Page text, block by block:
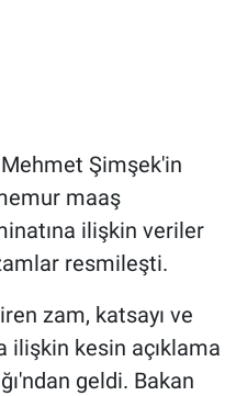
Şimşek'in
maaş
ilişkin veriler
resmileşti.
zam, katsayı ve
ilişkin kesin açıklama
geldi. Bakan